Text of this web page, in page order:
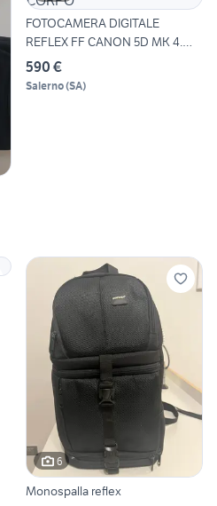
FOTOCAMERA DIGITALE
REFLEX FF CANON 5D MK 4.
CORPO
590 €
Salerno(SA)
6
Monospalla reflex